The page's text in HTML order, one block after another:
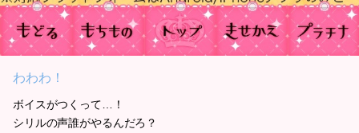
わわわ！
ボイスがつくって…！
シリルの声誰がやるんだろ？